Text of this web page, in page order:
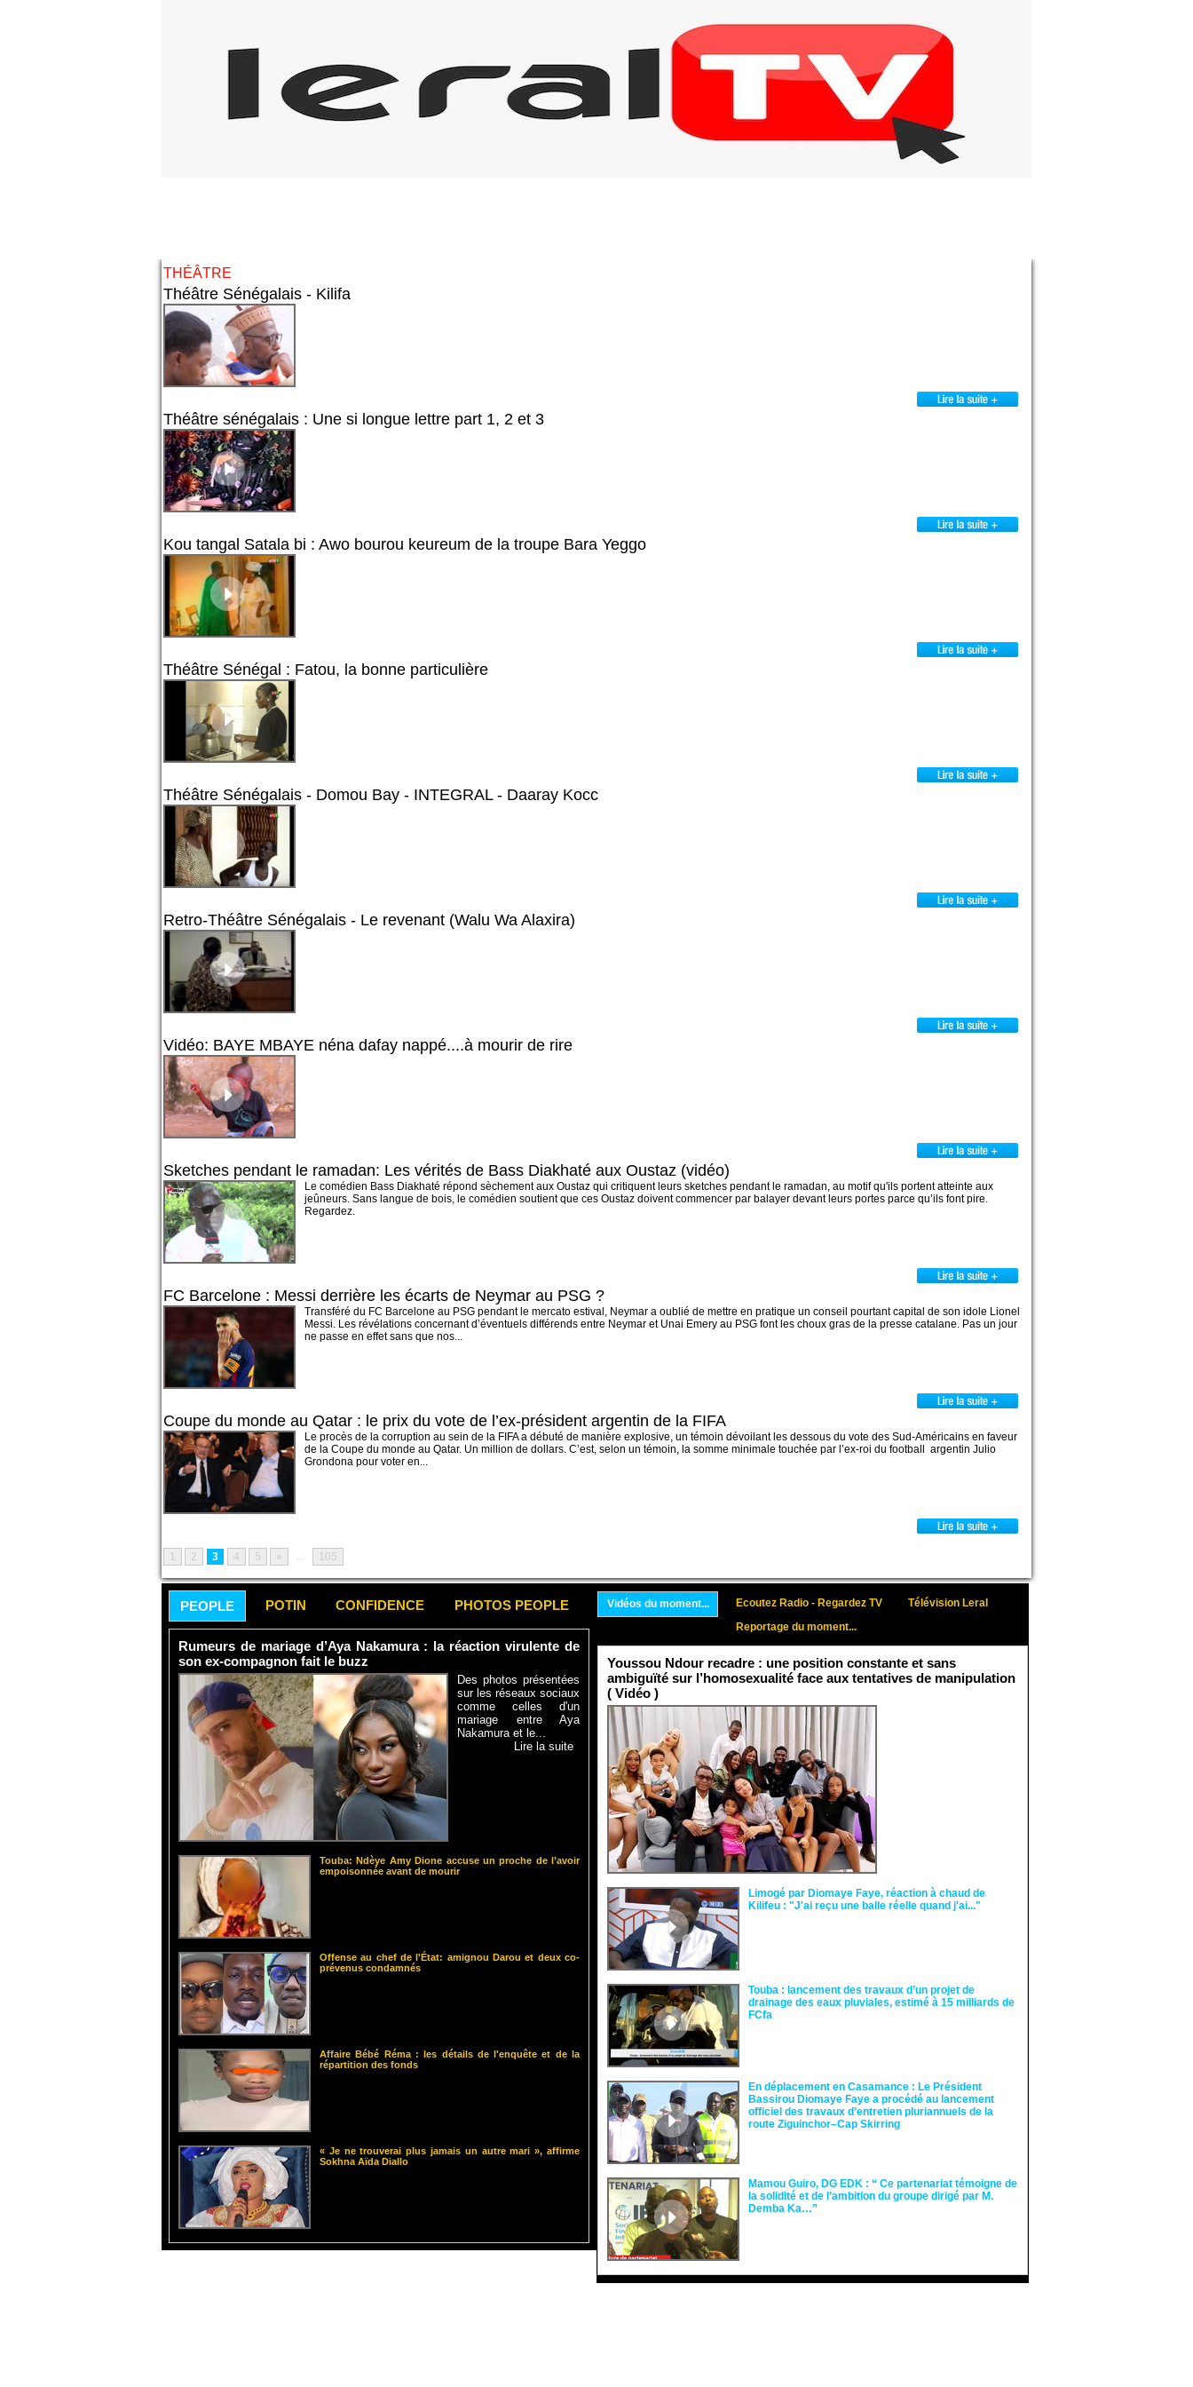
THÉÂTRE
Théâtre Sénégalais - Kilifa
Théâtre sénégalais : Une si longue lettre part 1, 2 et 3
Kou tangal Satala bi : Awo bourou keureum de la troupe Bara Yeggo
Théâtre Sénégal : Fatou, la bonne particulière
Théâtre Sénégalais - Domou Bay - INTEGRAL - Daaray Kocc
Retro-Théâtre Sénégalais - Le revenant (Walu Wa Alaxira)
Vidéo: BAYE MBAYE néna dafay nappé....à mourir de rire
Sketches pendant le ramadan: Les vérités de Bass Diakhaté aux Oustaz (vidéo)
Le comédien Bass Diakhaté répond sèchement aux Oustaz qui critiquent leurs sketches pendant le ramadan, au motif qu'ils portent atteinte aux
jeûneurs. Sans langue de bois, le comédien soutient que ces Oustaz doivent commencer par balayer devant leurs portes parce qu’ils font pire.
Regardez.
FC Barcelone : Messi derrière les écarts de Neymar au PSG ?
Transféré du FC Barcelone au PSG pendant le mercato estival, Neymar a oublié de mettre en pratique un conseil pourtant capital de son idole Lionel
Messi. Les révélations concernant d’éventuels différends entre Neymar et Unai Emery au PSG font les choux gras de la presse catalane. Pas un jour
ne passe en effet sans que nos...
Coupe du monde au Qatar : le prix du vote de l’ex-président argentin de la FIFA
Le procès de la corruption au sein de la FIFA a débuté de manière explosive, un témoin dévoilant les dessous du vote des Sud-Américains en faveur
de la Coupe du monde au Qatar. Un million de dollars. C’est, selon un témoin, la somme minimale touchée par l’ex-roi du football argentin Julio
Grondona pour voter en...
1 2 3 4 5 » ... 105
PEOPLE POTIN CONFIDENCE PHOTOS PEOPLE
Rumeurs de mariage d’Aya Nakamura : la réaction virulente de
son ex-compagnon fait le buzz
Des photos présentées
sur les réseaux sociaux
comme celles d'un
mariage entre Aya
Nakamura et le...
Lire la suite
Touba: Ndèye Amy Dione accuse un proche de l’avoir
empoisonnée avant de mourir
Offense au chef de l'État: amignou Darou et deux co-
prévenus condamnés
Affaire Bébé Réma : les détails de l'enquête et de la
répartition des fonds
« Je ne trouverai plus jamais un autre mari », affirme
Sokhna Aïda Diallo
Vidéos du moment... Ecoutez Radio - Regardez TV
Télévision Leral
Reportage du moment...
Youssou Ndour recadre : une position constante et sans
ambiguïté sur l’homosexualité face aux tentatives de manipulation
( Vidéo )
Limogé par Diomaye Faye, réaction à chaud de
Kilifeu : "J'ai reçu une balle réelle quand j'ai..."
Touba : lancement des travaux d’un projet de
drainage des eaux pluviales, estimé à 15 milliards de
FCfa ‎
En déplacement en Casamance : Le Président
Bassirou Diomaye Faye a procédé au lancement
officiel des travaux d’entretien pluriannuels de la
route Ziguinchor–Cap Skirring
Mamou Guiro, DG EDK : “ Ce partenariat témoigne de
la solidité et de l’ambition du groupe dirigé par M.
Demba Ka…”